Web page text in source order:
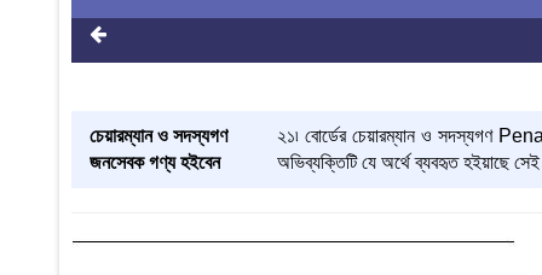
চেয়ারম্যান ও সদস্যগণ
জনসেবক গণ্য হইবেন
২১৷ বোর্ডের চেয়ারম্যান ও
অভিব্যক্তিটি যে অর্থে ব্যবহৃত হইয়াছে